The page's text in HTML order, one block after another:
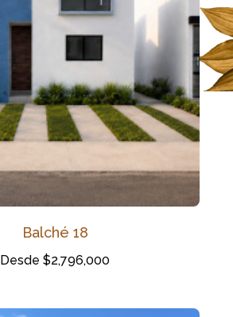
Balché 18
Desde $2,796,000